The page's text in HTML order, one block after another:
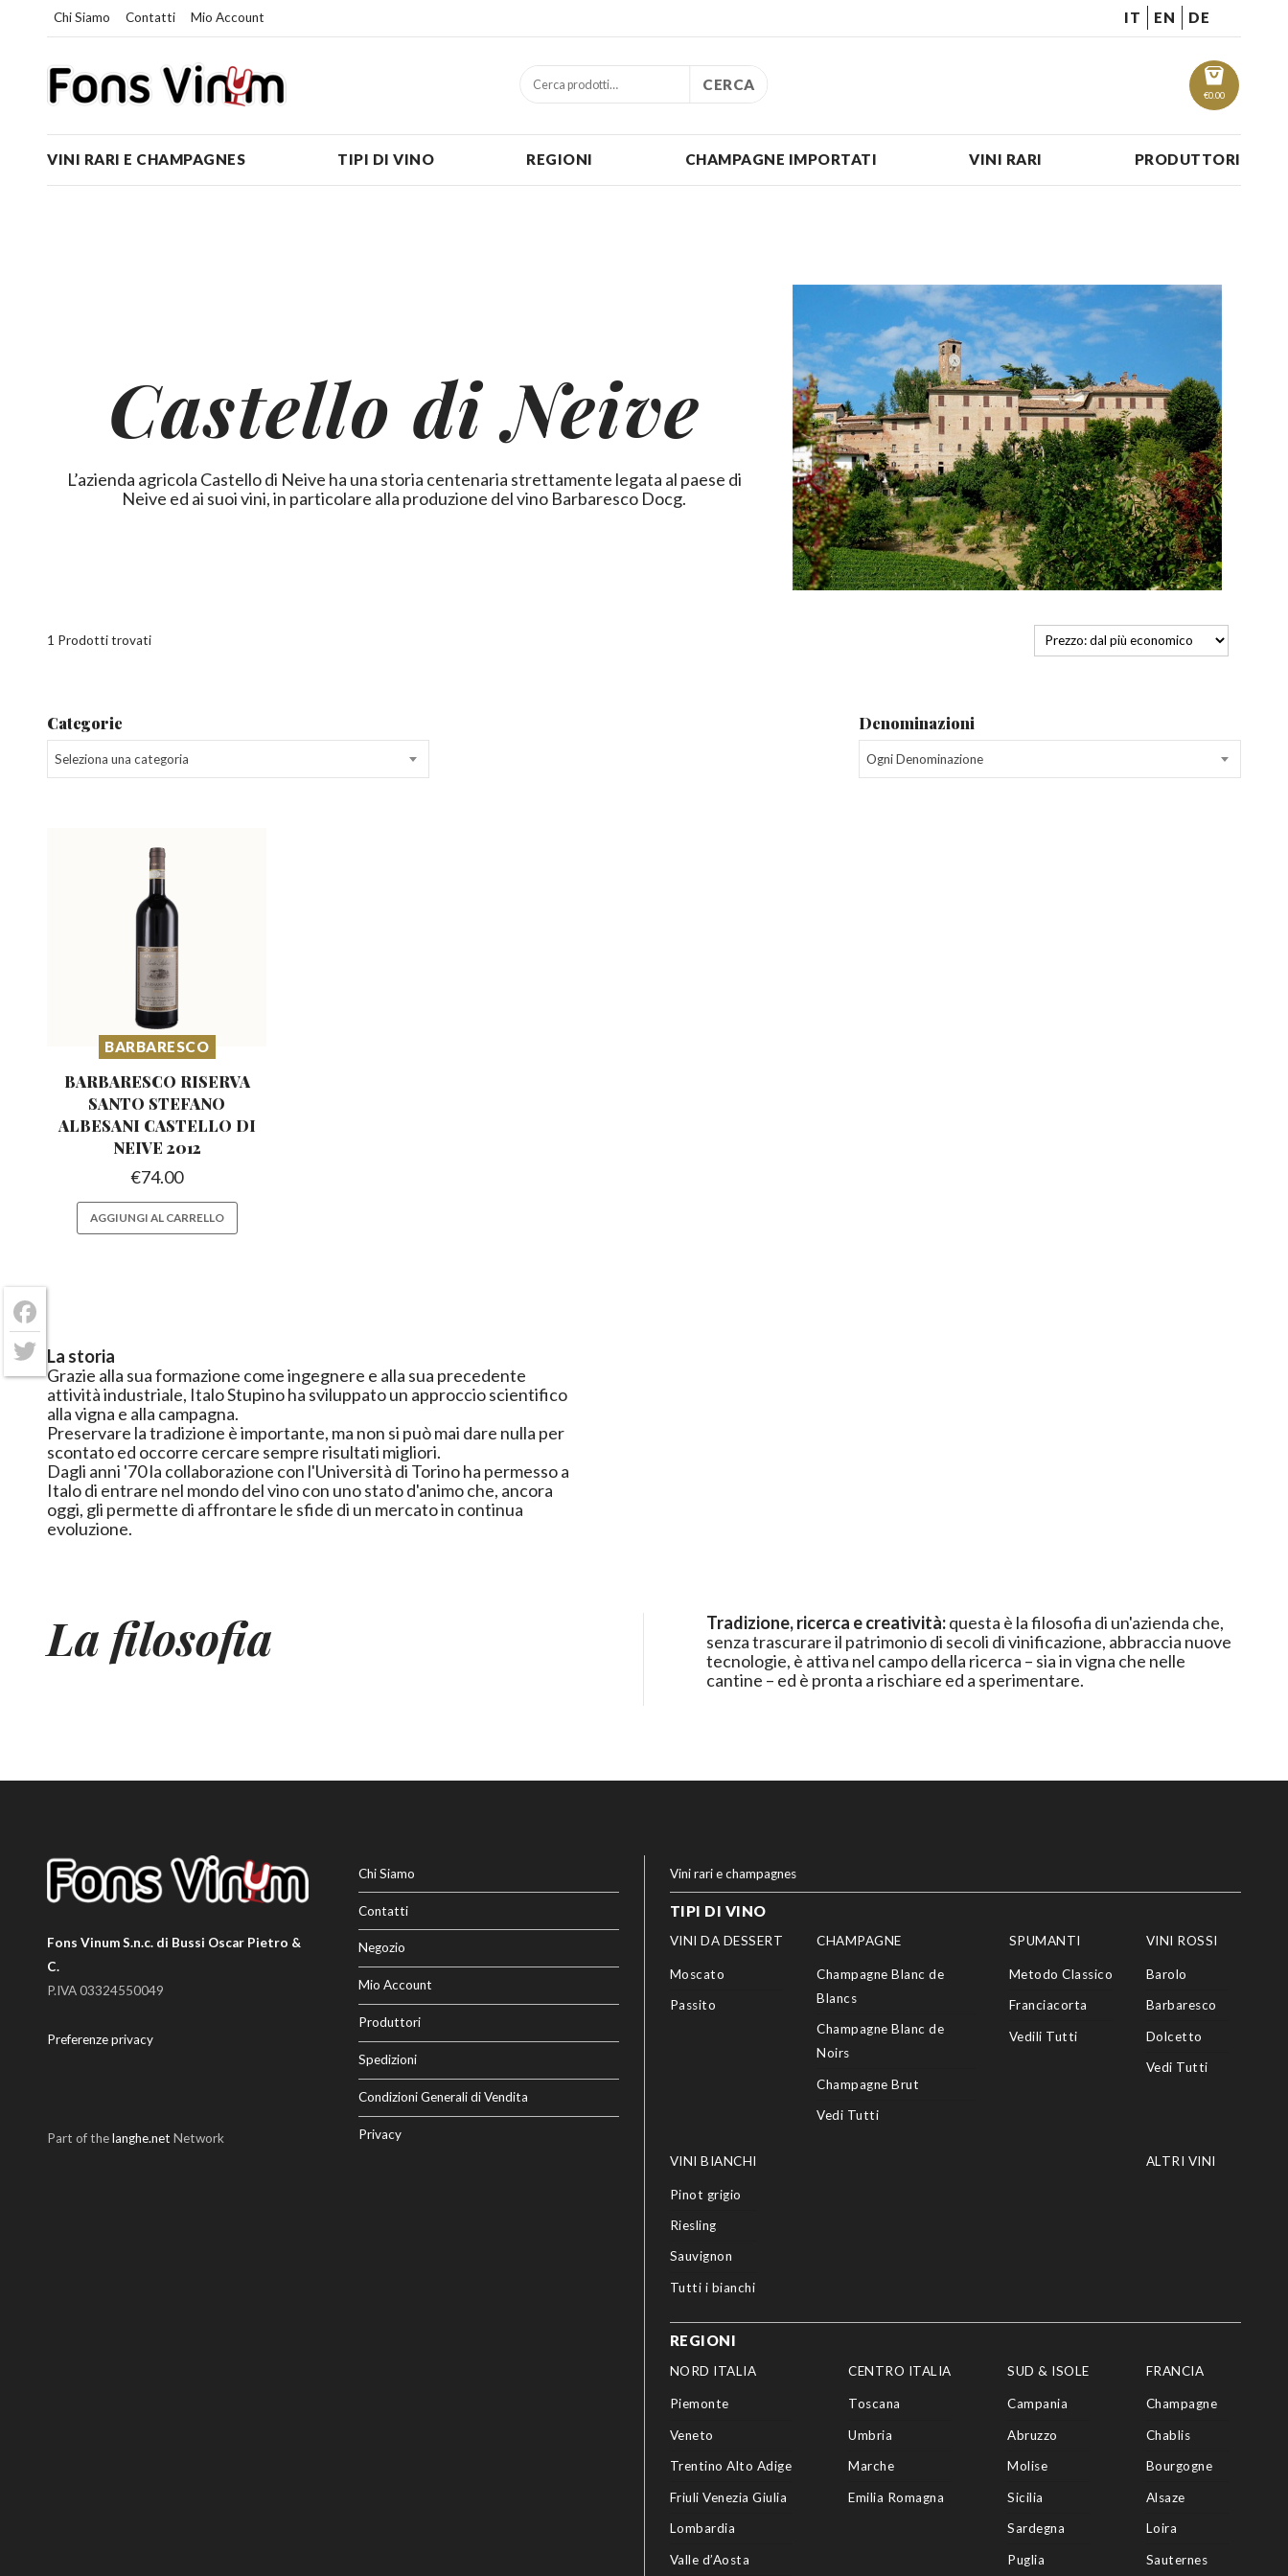
Chi Siamo Contatti Mio Account IT EN DE
€0.00
CERCA
VINI RARI E CHAMPAGNES TIPI DI VINO REGIONI CHAMPAGNE IMPORTATI VINI RARI PRODUTTORI
Castello di Neive
L’azienda agricola Castello di Neive ha una storia centenaria strettamente legata al paese di
Neive ed ai suoi vini, in particolare alla produzione del vino Barbaresco Docg.
1 Prodotti trovati
Categorie
Seleziona una categoria
Denominazioni
Ogni Denominazione
BARBARESCO
BARBARESCO RISERVA
SANTO STEFANO
ALBESANI CASTELLO DI
NEIVE 2012
€74.00
AGGIUNGI AL CARRELLO
La storia
Grazie alla sua formazione come ingegnere e alla sua precedente
attività industriale, Italo Stupino ha sviluppato un approccio scientifico
alla vigna e alla campagna.
Preservare la tradizione è importante, ma non si può mai dare nulla per
scontato ed occorre cercare sempre risultati migliori.
Dagli anni '70 la collaborazione con l'Università di Torino ha permesso a
Italo di entrare nel mondo del vino con uno stato d'animo che, ancora
oggi, gli permette di affrontare le sfide di un mercato in continua
evoluzione.
La filosofia Tradizione, ricerca e creatività:questa è la filosofia di un'azienda che,
senza trascurare il patrimonio di secoli di vinificazione, abbraccia nuove
tecnologie, è attiva nel campo della ricerca – sia in vigna che nelle
cantine – ed è pronta a rischiare ed a sperimentare.
Fons Vinum S.n.c. di Bussi Oscar Pietro &
C.
P.IVA 03324550049
Preferenze privacy
Part of thelanghe.net Network
Chi Siamo
Contatti
Negozio
Mio Account
Produttori
Spedizioni
Condizioni Generali di Vendita
Privacy
Vini rari e champagnes
TIPI DI VINO
VINI DA DESSERT
Moscato
Passito
CHAMPAGNE
Champagne Blanc de
Blancs
Champagne Blanc de
Noirs
Champagne Brut
Vedi Tutti
SPUMANTI
Metodo Classico
Franciacorta
Vedili Tutti
VINI ROSSI
Barolo
Barbaresco
Dolcetto
Vedi Tutti
VINI BIANCHI
Pinot grigio
Riesling
Sauvignon
Tutti i bianchi
ALTRI VINI
REGIONI
NORD ITALIA
Piemonte
Veneto
Trentino Alto Adige
Friuli Venezia Giulia
Lombardia
Valle d’Aosta
CENTRO ITALIA
Toscana
Umbria
Marche
Emilia Romagna
SUD & ISOLE
Campania
Abruzzo
Molise
Sicilia
Sardegna
Puglia
FRANCIA
Champagne
Chablis
Bourgogne
Alsaze
Loira
Sauternes
Facebook
Twitter